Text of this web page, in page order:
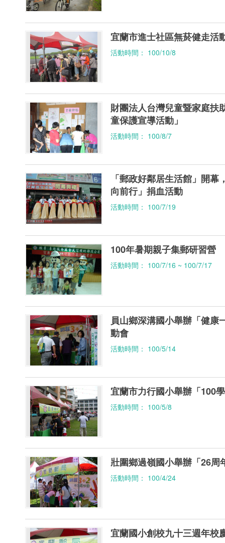
宜蘭市進士社區無菸健走活
活動時間： 100/10/8
財團法人台灣兒童暨家庭扶
童保護宣導活動」
活動時間： 100/8/7
「郵政好鄰居生活館」開
向前行」捐血活動
活動時間： 100/7/19
100年暑期親子集郵研習營
活動時間： 100/7/16 ~ 100/7/17
員山鄉深溝國小舉辦「健康
動會
活動時間： 100/5/14
宜蘭市力行國小舉辦「100
活動時間： 100/5/8
壯圍鄉過嶺國小舉辦「26
活動時間： 100/4/24
宜蘭國小創校九十三週年校